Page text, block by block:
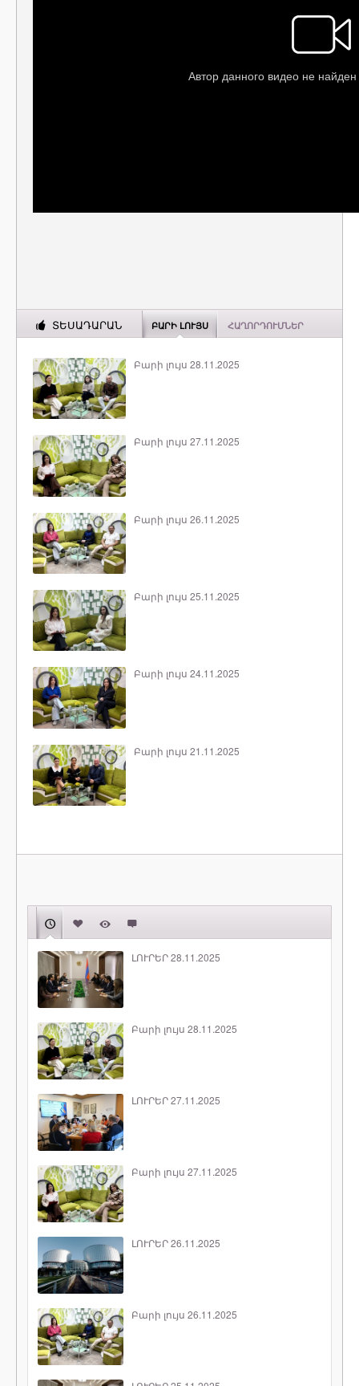
ՏԵՍԱԴԱՐԱՆ ԲԱՐԻ ԼՈՒՅՍ ՀԱՂՈՐԴՈՒՄՆԵՐ
Բարի լույս 28.11.2025
Բարի լույս 27.11.2025
Բարի լույս 26.11.2025
Բարի լույս 25.11.2025
Բարի լույս 24.11.2025
Բարի լույս 21.11.2025
ԼՈՒՐԵՐ 28.11.2025
Բարի լույս 28.11.2025
ԼՈՒՐԵՐ 27.11.2025
Բարի լույս 27.11.2025
ԼՈՒՐԵՐ 26.11.2025
Բարի լույս 26.11.2025